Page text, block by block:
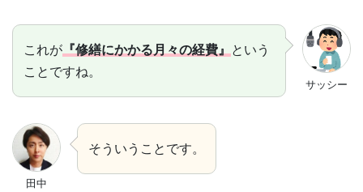
サッシー
これが 『修繕にかかる月々の経費』
という
ことですね。
田中
そういうことです。